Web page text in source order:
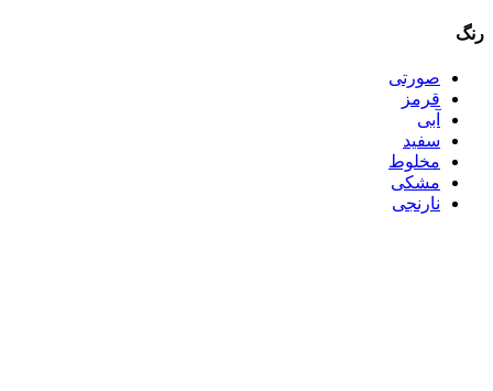
رنگ
صورتی
قرمز
آبی
سفید
مخلوط
مشکی
نارنجی